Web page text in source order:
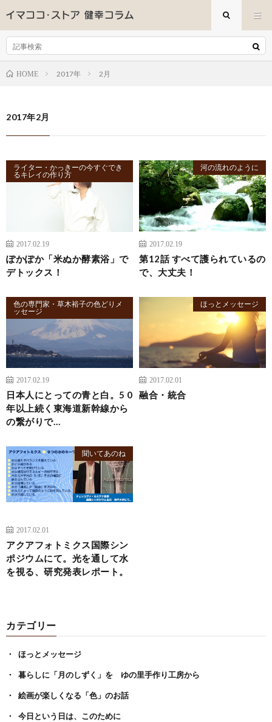
HOME 2017年 2月
2017年2月
ライター・かっきーの今すぐでき
るキレイの作り方
2017.02.19
ぽかぽか「米ぬか酵素浴」で
デトックス！
河の流れのように
2017.02.19
第12話 すべて護られているの
で、大丈夫！
色の専門家・草木裕子の色どりメ
ッセージ
2017.02.19
日本人にとっての青と白。5 0
年以上続く東海道新幹線から
の繋がりで…
ほっとメッセージ
2017.02.01
融合・統合
聞いてあのね
2017.02.01
アクアフォトミクス国際シン
ポジウムにて。光を通して水
を視る、研究発表レポート。
カテゴリー
ほっとメッセージ
暮らしに「月のしずく」を ゆの里手作り工房から
絵画が楽しくなる「色」のお話
今日という日は、このために